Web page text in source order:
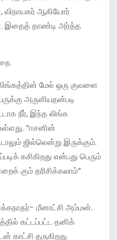
விநாயகர் ஆகியோர்
இதைத் தாண்டி அர்த்த
மேல் ஒரு குவளை
அருளியதன்படி
நீர், இந்த லிங்க
”ஈசனின்
ஜில்லென்று இருக்கும்.
கசிகிறது என்பது பெரும்
கும் தரிசிக்கலாம்”
மீனாட்சி அம்மன்.
கட்டப்பட்ட தனிக்
காட்சி தருகிறது.